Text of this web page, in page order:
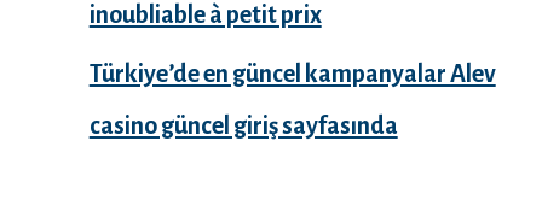
inoubliable à petit prix
Türkiye’de en güncel kampanyalar Alev
casino güncel giriş sayfasında